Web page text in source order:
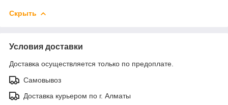
Скрыть
Условия доставки
Доставка осуществляется только по предоплате.
Самовывоз
Доставка курьером по г. Алматы